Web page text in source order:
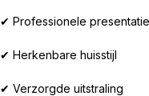
✔ Professionele presentatie
✔ Herkenbare huisstijl
✔ Verzorgde uitstraling